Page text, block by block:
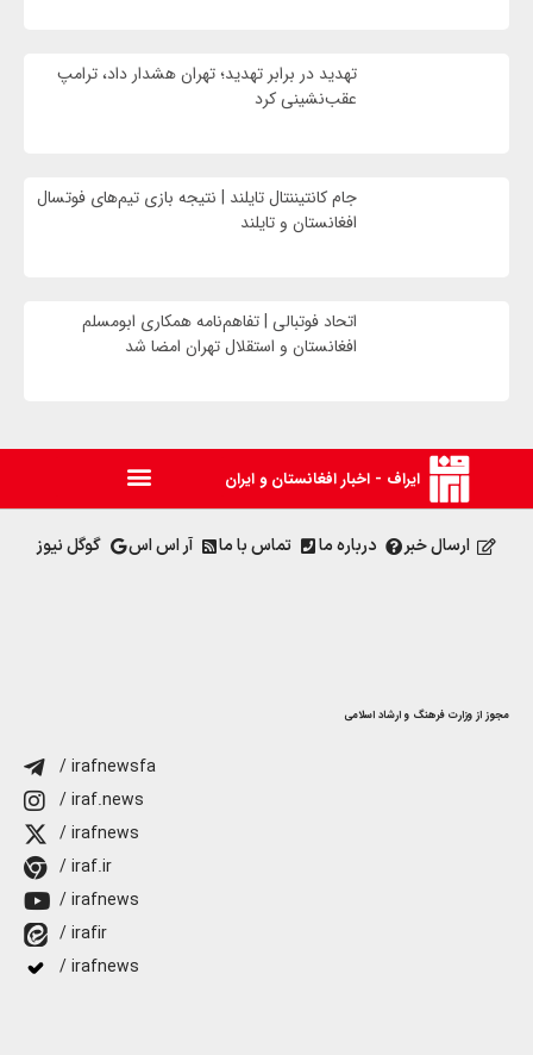
تهدید در برابر تهدید؛ تهران هشدار داد، ترامپ
عقب‌نشینی کرد
جام کانتیننتال تایلند | نتیجه بازی تیم‌های فوتسال
افغانستان و تایلند
اتحاد فوتبالی | تفاهم‌نامه همکاری ابومسلم
افغانستان و استقلال تهران امضا شد
ایراف - اخبار افغانستان و ایران
ارسال خبر درباره ما تماس با ما آر اس اس گوگل نیوز
مجوز از وزارت فرهنگ و ارشاد اسلامی
/ irafnewsfa
/ iraf.news
/ irafnews
/ iraf.ir
/ irafnews
/ irafir
/ irafnews